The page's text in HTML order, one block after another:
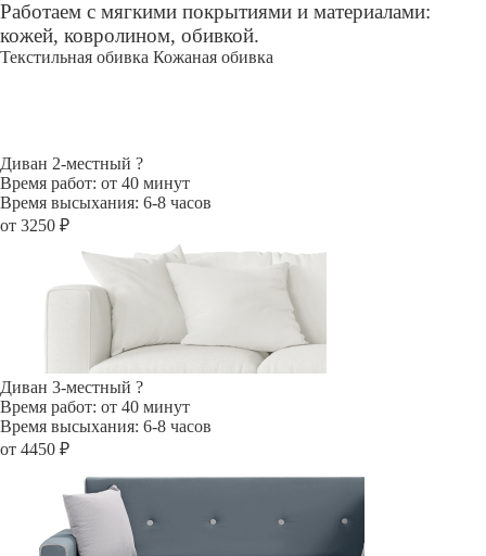
Работаем с мягкими покрытиями и материалами:
кожей, ковролином, обивкой.
Текстильная обивка Кожаная обивка
Диван 2-местный ?
Время работ: от 40 минут
Время высыхания: 6-8 часов
от 3250 ₽
Диван 3-местный ?
Время работ: от 40 минут
Время высыхания: 6-8 часов
от 4450 ₽